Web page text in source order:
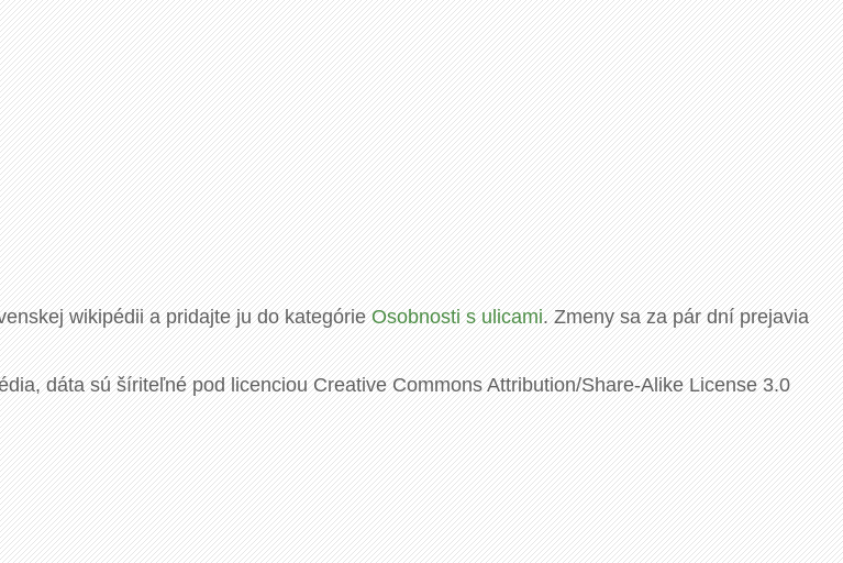
wikipédii a pridajte ju do kategórieOsobnosti s ulicami. Zmeny sa za pár dní prejavia
dáta sú šíriteľné pod licenciou Creative Commons Attribution/Share-Alike License 3.0